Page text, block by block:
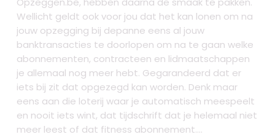
Wellicht geldt ook voor jou dat het kan lonen om na
jouw opzegging bij depanne eens al jouw
banktransacties te doorlopen om na te gaan welke
abonnementen, contracteen en lidmaatschappen
je allemaal nog meer hebt. Gegarandeerd dat er
iets bij zit dat opgezegd kan worden. Denk maar
eens aan die loterij waar je automatisch meespeelt
en nooit iets wint, dat tijdschrift dat je helemaal niet
meer leest of dat fitness abonnement....